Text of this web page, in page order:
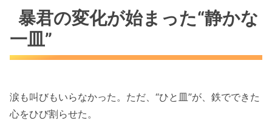
暴君の変化が始まった“静かな
一皿”
涙も叫びもいらなかった。ただ、“ひと皿”が、鉄でできた
心をひび割らせた。